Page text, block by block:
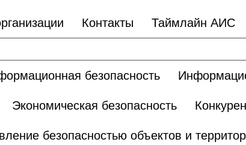
Контакты Таймлайн АИС
безопасность
Экономическая безопасность
безопасностью объектов и